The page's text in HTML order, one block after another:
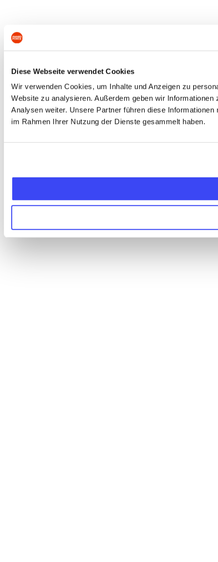
Diese Webseite verwendet Cookies
Wir verwenden Cookies, um Inhalte und Anzeigen zu
Website zu analysieren. Außerdem geben wir
Analysen weiter. Unsere Partner führen diese
im Rahmen Ihrer Nutzung der Dienste gesammelt haben.